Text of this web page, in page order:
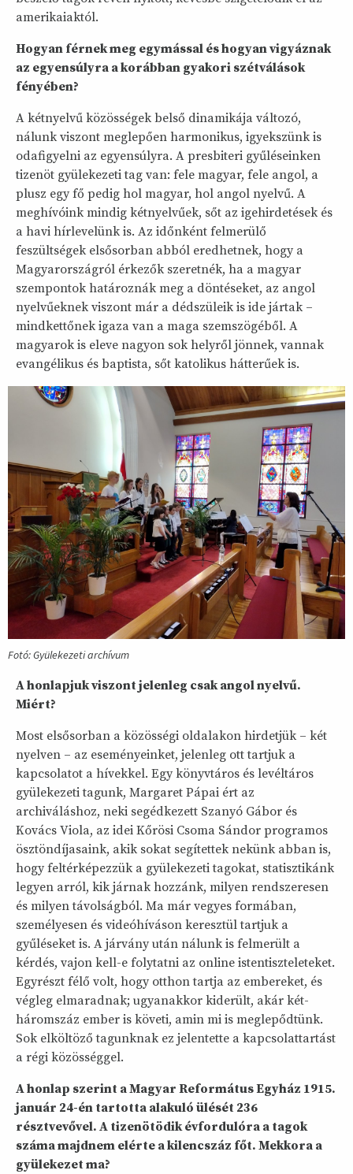
amerikaiaktól.
Hogyan férnek meg egymással és hogyan vigyáznak
az egyensúlyra a korábban gyakori szétválások
fényében?
A kétnyelvű közösségek belső dinamikája változó,
nálunk viszont meglepően harmonikus, igyekszünk is
odafigyelni az egyensúlyra. A presbiteri gyűléseinken
tizenöt gyülekezeti tag van: fele magyar, fele angol, a
plusz egy fő pedig hol magyar, hol angol nyelvű. A
meghívóink mindig kétnyelvűek, sőt az igehirdetések és
a havi hírlevelünk is. Az időnként felmerülő
feszültségek elsősorban abból eredhetnek, hogy a
Magyarországról érkezők szeretnék, ha a magyar
szempontok határoznák meg a döntéseket, az angol
nyelvűeknek viszont már a dédszüleik is ide jártak –
mindkettőnek igaza van a maga szemszögéből. A
magyarok is eleve nagyon sok helyről jönnek, vannak
evangélikus és baptista, sőt katolikus hátterűek is.
Fotó: Gyülekezeti archívum
A honlapjuk viszont jelenleg csak angol nyelvű.
Miért?
Most elsősorban a közösségi oldalakon hirdetjük – két
nyelven – az eseményeinket, jelenleg ott tartjuk a
kapcsolatot a hívekkel. Egy könyvtáros és levéltáros
gyülekezeti tagunk, Margaret Pápai ért az
archiváláshoz, neki segédkezett Szanyó Gábor és
Kovács Viola, az idei Kőrösi Csoma Sándor programos
ösztöndíjasaink, akik sokat segítettek nekünk abban is,
hogy feltérképezzük a gyülekezeti tagokat, statisztikánk
legyen arról, kik járnak hozzánk, milyen rendszeresen
és milyen távolságból. Ma már vegyes formában,
személyesen és videóhíváson keresztül tartjuk a
gyűléseket is. A járvány után nálunk is felmerült a
kérdés, vajon kell-e folytatni az online istentiszteleteket.
Egyrészt félő volt, hogy otthon tartja az embereket, és
végleg elmaradnak; ugyanakkor kiderült, akár két-
háromszáz ember is követi, amin mi is meglepődtünk.
Sok elköltöző tagunknak ez jelentette a kapcsolattartást
a régi közösséggel.
A honlap szerint a Magyar Református Egyház 1915.
január 24-én tartotta alakuló ülését 236
résztvevővel. A tizenötödik évfordulóra a tagok
száma majdnem elérte a kilencszáz főt. Mekkora a
gyülekezet ma?